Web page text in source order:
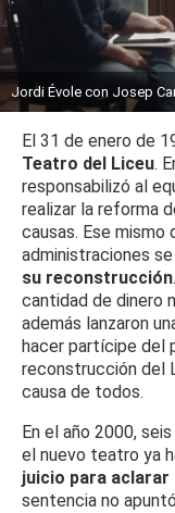
Jordi Évole con Josep
El 31 de enero de
Teatro del Liceu.
responsabilizó al
realizar la reforma
causas. Ese mismo
administraciones
su reconstrucción
cantidad de dinero
además lanzaron
hacer partícipe del
reconstrucción del
causa de todos.
En el año 2000,
el nuevo teatro ya
juicio para aclarar
sentencia no